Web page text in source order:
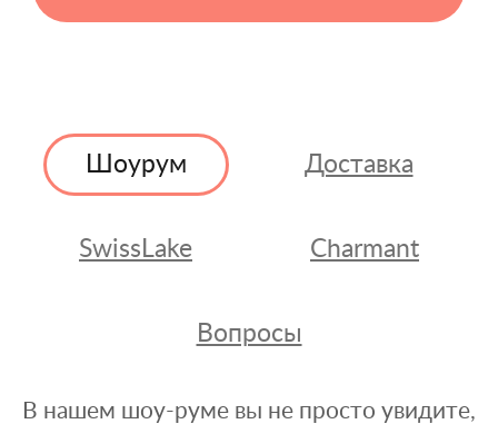
Шоурум Доставка
SwissLake Charmant
Вопросы
В нашем шоу-руме вы не просто увидите,